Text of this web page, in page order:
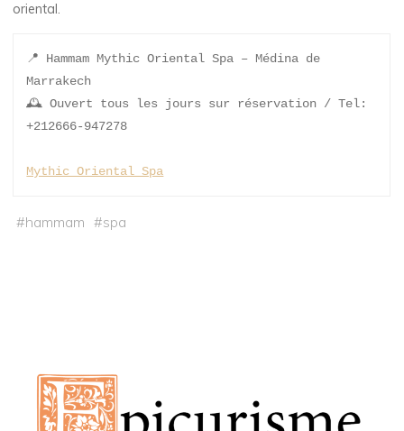
oriental.
📍 Hammam Mythic Oriental Spa – Médina de
Marrakech
🕰 Ouvert tous les jours sur réservation / Tel:
+212666-947278
Mythic Oriental Spa
#hammam #spa